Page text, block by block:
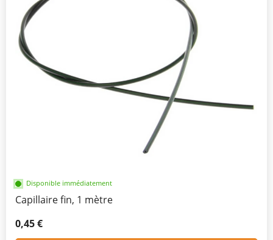
Disponible immédiatement
Capillaire fin, 1 mètre
0,45 €